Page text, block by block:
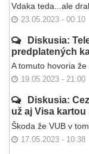
Vdaka teda...ale
23.05.2023 - 00:10
Diskusia:
predplatených
A tomuto hovoria
19.05.2023 - 21:00
Diskusia:
už aj Visa kartou
Škoda že VUB v
17.05.2023 - 10:38